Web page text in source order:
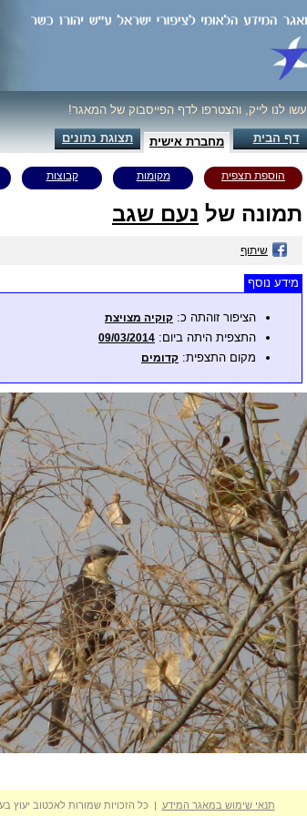
עשו לנו לייק, והצטרפו לדף הפייסבוק של המאגר!
דף הבית מחברת אישית תצוגת נתונים
הוספת תצפית מקומות קבוצות
תמונה של נעם שגב
שיתוף
מידע נוסף
הציפור זוהתה כ: קוקיה מצויצת
התצפית היתה ביום: 09/03/2014
מקום התצפית: קדומים
תנאי שימוש במאגר המידע | כל הזכויות שמורות לאכטוב יעוץ בע"מ - 2009-